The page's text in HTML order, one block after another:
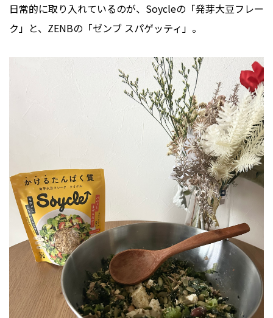
日常的に取り入れているのが、Soycleの「発芽大豆フレー
ク」と、ZENBの「ゼンブ スパゲッティ」。